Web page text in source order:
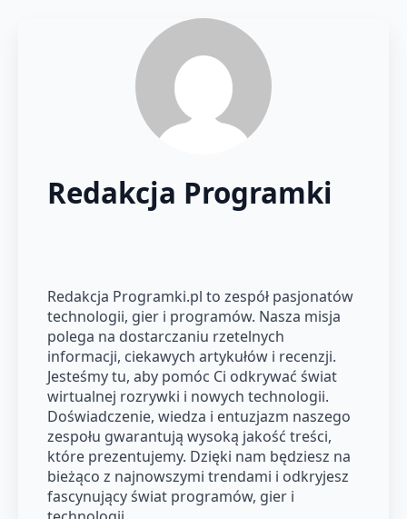
Redakcja Programki
Redakcja Programki.pl to zespół pasjonatów
technologii, gier i programów. Nasza misja
polega na dostarczaniu rzetelnych
informacji, ciekawych artykułów i recenzji.
Jesteśmy tu, aby pomóc Ci odkrywać świat
wirtualnej rozrywki i nowych technologii.
Doświadczenie, wiedza i entuzjazm naszego
zespołu gwarantują wysoką jakość treści,
które prezentujemy. Dzięki nam będziesz na
bieżąco z najnowszymi trendami i odkryjesz
fascynujący świat programów, gier i